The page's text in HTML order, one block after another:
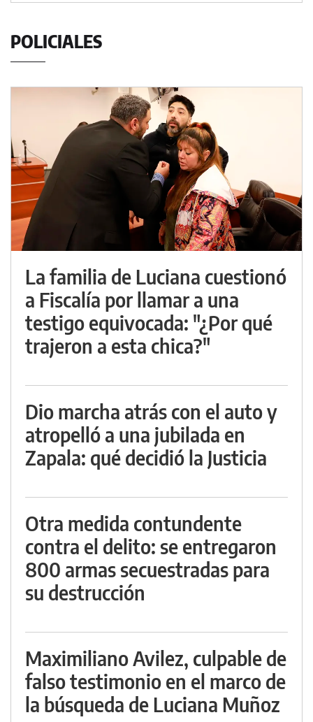
POLICIALES
La familia de Luciana cuestionó
a Fiscalía por llamar a una
testigo equivocada: "¿Por qué
trajeron a esta chica?"
Dio marcha atrás con el auto y
atropelló a una jubilada en
Zapala: qué decidió la Justicia
Otra medida contundente
contra el delito: se entregaron
800 armas secuestradas para
su destrucción
Maximiliano Avilez, culpable de
falso testimonio en el marco de
la búsqueda de Luciana Muñoz